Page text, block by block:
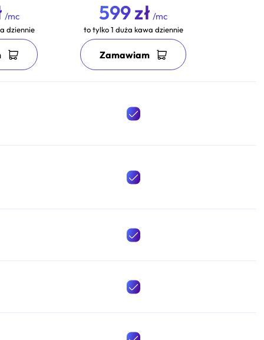
/mc
dziennie
599 zł /mc
to tylko 1 duża kawa dziennie
Zamawiam